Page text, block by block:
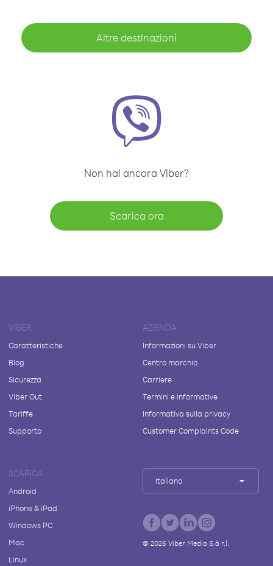
Altre destinazioni
Non hai ancora Viber?
Scarica ora
VIBER
Caratteristiche
Blog
Sicurezza
Viber Out
Tariffe
Supporto
AZIENDA
Informazioni su Viber
Centro marchio
Carriere
Termini e informative
Informativa sulla privacy
Customer Complaints Code
SCARICA
Android
iPhone & iPad
Windows PC
Mac
Linux
Italiano
© 2026Viber Media S.à r.l.